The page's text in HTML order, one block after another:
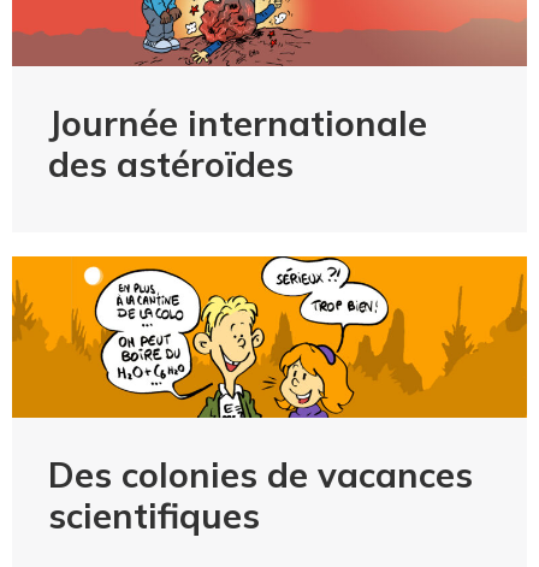
Journée internationale
des astéroïdes
Des colonies de vacances
scientifiques